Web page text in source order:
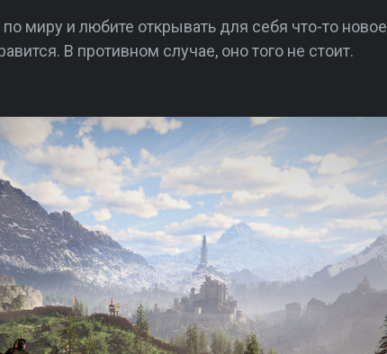
миру и любите открывать для себя что-то
В противном случае, оно того не стоит.